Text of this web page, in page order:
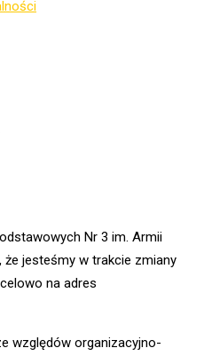
Nr 3 im. Armii
jesteśmy w trakcie zmiany
na adres
względów organizacyjno-